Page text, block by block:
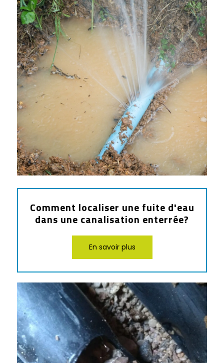
Comment localiser une fuite d'eau
dans une canalisation enterrée?
En savoir plus